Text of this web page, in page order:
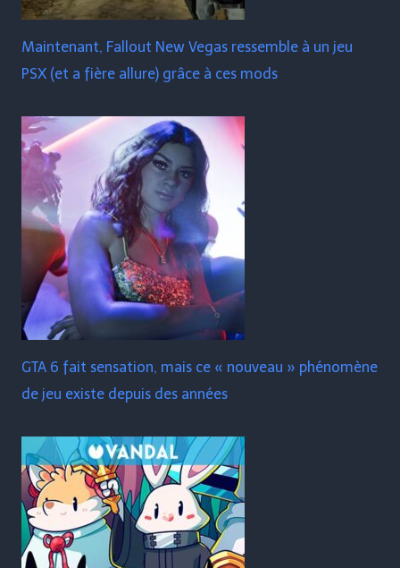
Maintenant, Fallout New Vegas ressemble à un jeu
PSX (et a fière allure) grâce à ces mods
GTA 6 fait sensation, mais ce « nouveau » phénomène
de jeu existe depuis des années